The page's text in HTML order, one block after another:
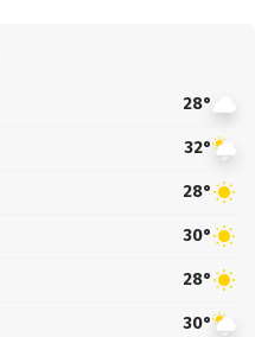
28°
32°
28°
30°
28°
30°